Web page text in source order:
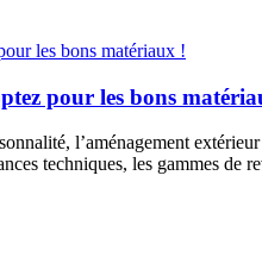
pour les bons
l’aménagement
techniques, les gammes de